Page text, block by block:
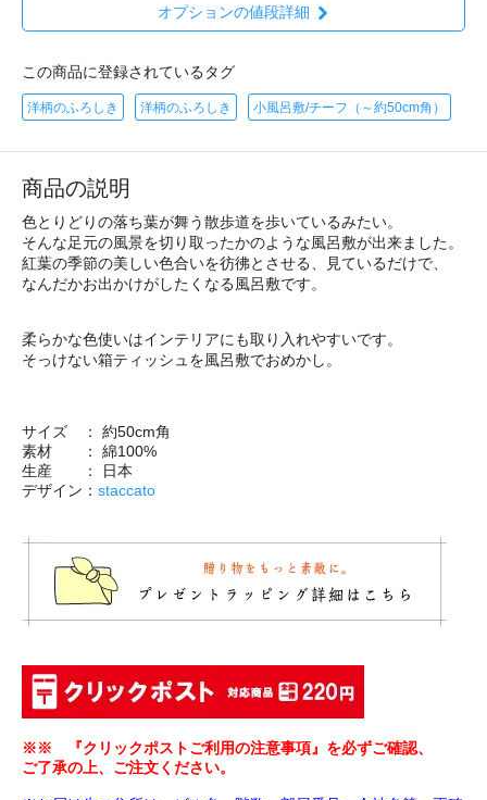
オプションの値段詳細
この商品に登録されているタグ
洋柄のふろしき 洋柄のふろしき 小風呂敷/チーフ（～約50cm角）
商品の説明
色とりどりの落ち葉が舞う散歩道を歩いているみたい。
そんな足元の風景を切り取ったかのような風呂敷が出来ました。
紅葉の季節の美しい色合いを彷彿とさせる、見ているだけで、
なんだかお出かけがしたくなる風呂敷です。
柔らかな色使いはインテリアにも取り入れやすいです。
そっけない箱ティッシュを風呂敷でおめかし。
サイズ ： 約50cm角
素材 ： 綿100%
生産 ： 日本
デザイン： staccato
※※ 『クリックポストご利用の注意事項』を必ずご確認、
ご了承の上、ご注文ください。